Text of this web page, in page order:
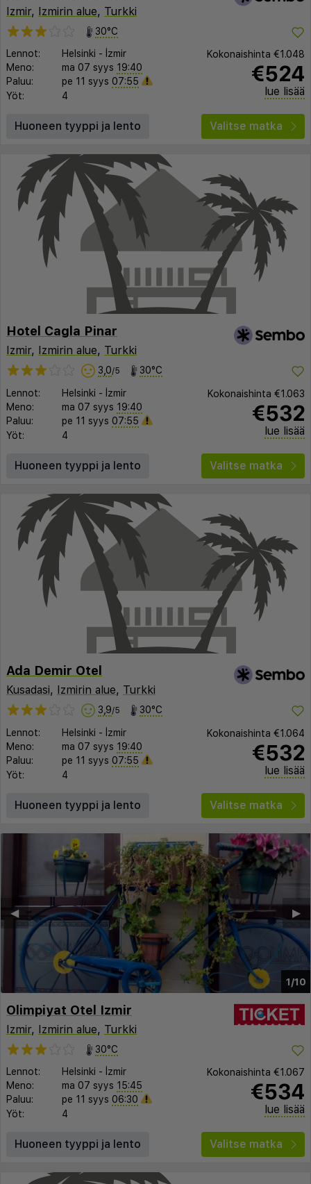
Izmir, Izmirin alue, Turkki
30°C
Lennot:
Helsinki - İzmir
Meno:
ma 07 syys 19:40
Paluu:
pe 11 syys 07:55
Yöt:
4
Kokonaishinta €1.048
€524
lue lisää
Huoneen tyyppi ja lento Valitse matka
Hotel Cagla Pinar
Izmir, Izmirin alue, Turkki
3,0/5 30°C
Lennot: Helsinki - İzmir
Meno:
ma 07 syys 19:40
Paluu:
pe 11 syys 07:55
Yöt:
4
Kokonaishinta €1.063
€532
lue lisää
Huoneen tyyppi ja lento Valitse matka
Ada Demir Otel
Kusadasi, Izmirin alue, Turkki
3,9/5 30°C
Lennot: Helsinki - İzmir
Meno:
ma 07 syys 19:40
Paluu:
pe 11 syys 07:55
Yöt:
4
Kokonaishinta €1.064
€532
lue lisää
Huoneen tyyppi ja lento Valitse matka
1/10
▶︎
◀︎
Olimpiyat Otel Izmir
Izmir, Izmirin alue, Turkki
30°C
Lennot:
Helsinki - İzmir
Meno:
ma 07 syys 15:45
Paluu:
pe 11 syys 06:30
Yöt:
4
Kokonaishinta €1.067
€534
lue lisää
Huoneen tyyppi ja lento Valitse matka